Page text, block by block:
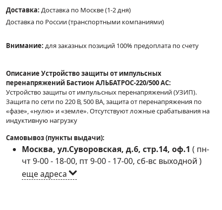
Доставка: Доставка по Москве (1-2 дня)
Доставка по России (транспортными компаниями)
Внимание: для заказных позиций 100% предоплата по счету
Описание Устройство защиты от импульсных
перенапряжений Бастион АЛЬБАТРОС-220/500 AC:
Устройство защиты от импульсных перенапряжений (УЗИП).
Защита по сети по 220 В, 500 ВА, защита от перенапряжения по
«фазе», «нулю» и «земле». Отсутствуют ложные срабатывания на
индуктивную нагрузку
Самовывоз (пункты выдачи):
Москва, ул.Суворовская, д.6, стр.14, оф.1 ( пн-
чт 9-00 - 18-00, пт 9-00 - 17-00, сб-вс выходной )
еще адреса